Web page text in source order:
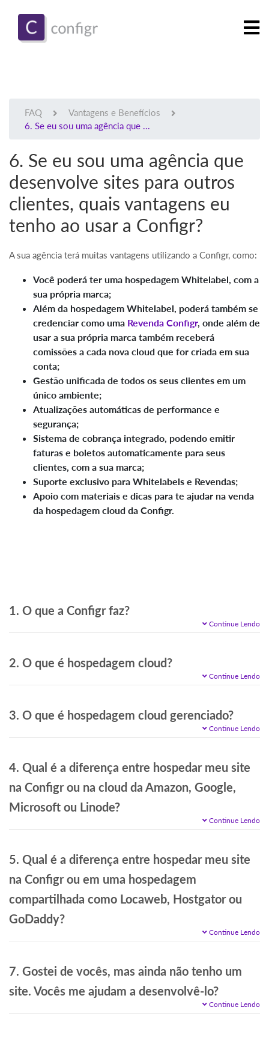
FAQ
Vantagens e Benefícios
6. Se eu sou uma agência que ...
6. Se eu sou uma agência que
desenvolve sites para outros
clientes, quais vantagens eu
tenho ao usar a Configr?
A sua agência terá muitas vantagens utilizando a Configr, como:
Você poderá ter uma hospedagem Whitelabel, com a
sua própria marca;
Além da hospedagem Whitelabel, poderá também se
credenciar como uma Revenda Configr, onde além de
usar a sua própria marca também receberá
comissões a cada nova cloud que for criada em sua
conta;
Gestão unificada de todos os seus clientes em um
único ambiente;
Atualizações automáticas de performance e
segurança;
Sistema de cobrança integrado, podendo emitir
faturas e boletos automaticamente para seus
clientes, com a sua marca;
Suporte exclusivo para Whitelabels e Revendas;
Apoio com materiais e dicas para te ajudar na venda
da hospedagem cloud da Configr.
1. O que a Configr faz?
Continue Lendo
2. O que é hospedagem cloud?
Continue Lendo
3. O que é hospedagem cloud gerenciado?
Continue Lendo
4. Qual é a diferença entre hospedar meu site
na Configr ou na cloud da Amazon, Google,
Microsoft ou Linode?
Continue Lendo
5. Qual é a diferença entre hospedar meu site
na Configr ou em uma hospedagem
compartilhada como Locaweb, Hostgator ou
GoDaddy?
Continue Lendo
7. Gostei de vocês, mas ainda não tenho um
site. Vocês me ajudam a desenvolvê-lo?
Continue Lendo